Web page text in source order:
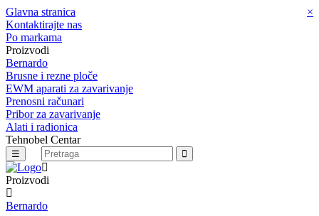
×
Glavna stranica
Kontaktirajte nas
Po markama
Proizvodi
Bernardo
Brusne i rezne ploče
EWM aparati za zavarivanje
Prenosni računari
Pribor za zavarivanje
Alati i radionica
Tehnobel Centar
☰
Proizvodi
Bernardo